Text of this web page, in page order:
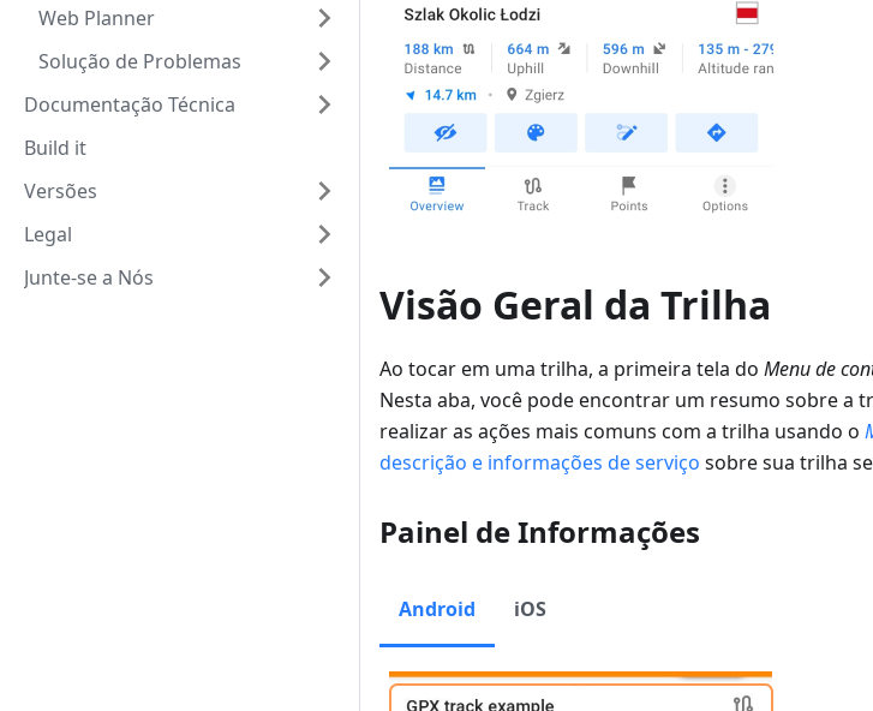
Web Planner
Solução de Problemas
Documentação Técnica
Build it
Versões
Legal
Junte-se a Nós
Visão Geral da Trilha
Ao tocar em uma trilha, a primeira tela do Menu de
Nesta aba, você pode encontrar um resumo sobre a
realizar as ações mais comuns com a trilha usando o
descrição e informações de serviço sobre sua trilha
Painel de Informações
Android iOS